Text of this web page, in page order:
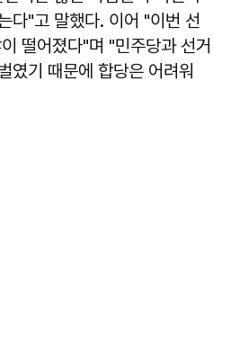
다"고 말했다. 이어 "이번 선
떨어졌다"며 "민주당과 선거
였기 때문에 합당은 어려워